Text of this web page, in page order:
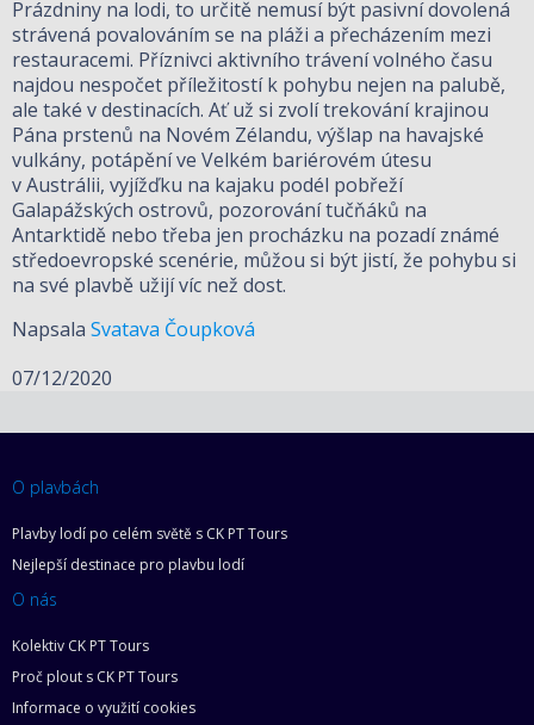
Prázdniny na lodi, to určitě nemusí být pasivní dovolená
strávená povalováním se na pláži a přecházením mezi
restauracemi. Příznivci aktivního trávení volného času
najdou nespočet příležitostí k pohybu nejen na palubě,
ale také v destinacích. Ať už si zvolí trekování krajinou
Pána prstenů na Novém Zélandu, výšlap na havajské
vulkány, potápění ve Velkém bariérovém útesu
v Austrálii, vyjížďku na kajaku podél pobřeží
Galapážských ostrovů, pozorování tučňáků na
Antarktidě nebo třeba jen procházku na pozadí známé
středoevropské scenérie, můžou si být jistí, že pohybu si
na své plavbě užijí víc než dost.
Napsala Svatava Čoupková
07/12/2020
O plavbách
Plavby lodí po celém světě s CK PT Tours
Nejlepší destinace pro plavbu lodí
O nás
Kolektiv CK PT Tours
Proč plout s CK PT Tours
Informace o využití cookies